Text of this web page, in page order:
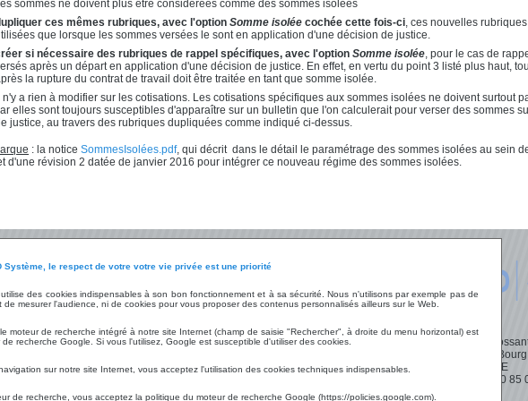
sommes ne doivent plus être considérées comme des sommes isolées
ces mêmes rubriques, avec l'option Somme isolée cochée cette fois-ci, ces nouvelles
que lorsque les sommes versées le sont en application d'une décision de justice.
si nécessaire des rubriques de rappel spécifiques, avec l'option Somme isolée, pour le cas de
après un départ en application d'une décision de justice. En effet, en vertu du point 3 listé plus haut,
la rupture du contrat de travail doit être traitée en tant que somme isolée.
Il n'y a rien à modifier sur les cotisations. Les cotisations spécifiques aux sommes isolées ne doivent surtout
elles sont toujours susceptibles d'apparaître sur un bulletin que l'on calculerait pour verser des sommes
justice, au travers des rubriques dupliquées comme indiqué ci-dessus.
: la notice SommesIsolées.pdf, qui décrit dans le détail le paramétrage des sommes isolées au sein
d'une révision 2 datée de janvier 2016 pour intégrer ce nouveau régime des sommes isolées.
/ Démonstration
Audit
Matériels
Hébergement
Sauvegarde déportée
Fiche d'identité
LD Micro
Chiffres et références
Charte RGPD
Parc
26300
FRANCE
04 75 70 85
Système, le respect de votre votre vie privée est une priorité
des cookies indispensables à son bon fonctionnement et à sa sécurité. Nous n'utilisons par exemple pas de
de mesurer l'audience, ni de cookies pour vous proposer des contenus personnalisés ailleurs sur le Web.
moteur de recherche intégré à notre site Internet (champ de saisie "Rechercher", à droite du menu horizontal) est
recherche Google. Si vous l'utilisez, Google est susceptible d'utiliser des cookies.
sur notre site Internet, vous acceptez l'utilisation des cookies techniques indispensables.
de recherche, vous acceptez la politique du moteur de recherche Google (https://policies.google.com).